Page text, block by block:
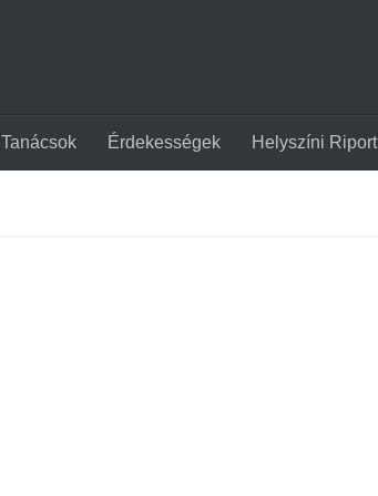
Tanácsok Érdekességek Helyszíni Riport